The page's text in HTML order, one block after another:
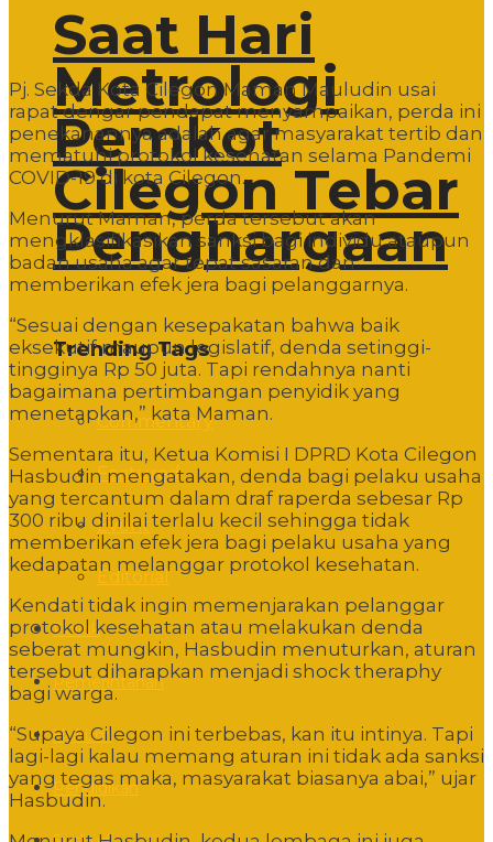
Saat Hari
Metrologi
Pemkot
Cilegon Tebar
Penghargaan
Trending Tags
Commentary
Featured
Event
Editorial
Politik
Pemerintahan
Hukum
Pendidikan
Pj. Sekda Kota Cilegon Maman Mauludin usai
rapat dengar pendapat menyampaikan, perda ini
penekanannya adalah agar masyarakat tertib dan
mematuhi protokol kesehatan selama Pandemi
COVID-19 di kota Cilegon.
Menurut Maman, perda tersebut akan
mengklasifikasikan sanksi bagi individu ataupun
badan usaha agar tepat sasaran dan
memberikan efek jera bagi pelanggarnya.
“Sesuai dengan kesepakatan bahwa baik
eksekutif maupun legislatif, denda setinggi-
tingginya Rp 50 juta. Tapi rendahnya nanti
bagaimana pertimbangan penyidik yang
menetapkan,” kata Maman.
Sementara itu, Ketua Komisi I DPRD Kota Cilegon
Hasbudin mengatakan, denda bagi pelaku usaha
yang tercantum dalam draf raperda sebesar Rp
300 ribu dinilai terlalu kecil sehingga tidak
memberikan efek jera bagi pelaku usaha yang
kedapatan melanggar protokol kesehatan.
Kendati tidak ingin memenjarakan pelanggar
protokol kesehatan atau melakukan denda
seberat mungkin, Hasbudin menuturkan, aturan
tersebut diharapkan menjadi shock theraphy
bagi warga.
“Supaya Cilegon ini terbebas, kan itu intinya. Tapi
lagi-lagi kalau memang aturan ini tidak ada sanksi
yang tegas maka, masyarakat biasanya abai,” ujar
Hasbudin.